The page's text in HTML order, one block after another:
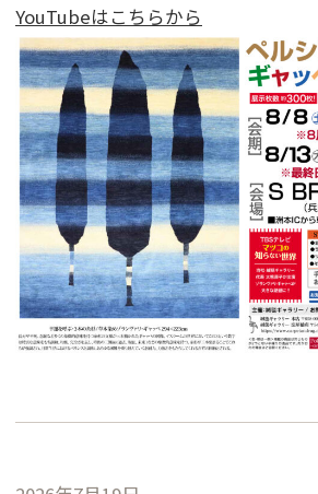
YouTubeはこちらから